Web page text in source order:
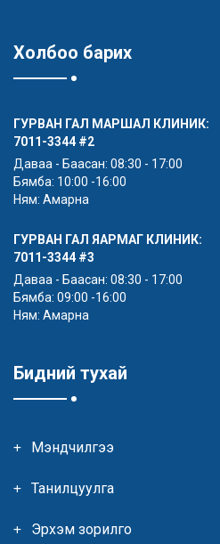
Холбоо барих
ГУРВАН ГАЛ МАРШАЛ КЛИНИК:
7011-3344 #2
Даваа - Баасан: 08:30 - 17:00
Бямба: 10:00 -16:00
Ням: Амарна
ГУРВАН ГАЛ ЯАРМАГ КЛИНИК:
7011-3344 #3
Даваа - Баасан: 08:30 - 17:00
Бямба: 09:00 -16:00
Ням: Амарна
Бидний тухай
Мэндчилгээ
Танилцуулга
Эрхэм зорилго